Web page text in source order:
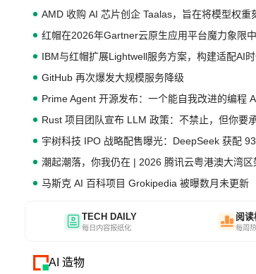
AMD 收购 AI 芯片创企 Taalas，旨在将模型权重
红帽在2026年Gartner云原生应用平台魔力象限
IBM与红帽扩展Lightwell服务方案，构建适配AI
GitHub 再次爆发大规模服务降级
Prime Agent 开源发布：一个能自我改进的编程
Rust 项目团队宣布 LLM 政策：不禁止，但你要
宇树科技 IPO 战略配售曝光：DeepSeek 获配
潮起潮落，你我仍在 | 2026 腾讯云粤港澳大湾区
马斯克 AI 百科项目 Grokipedia 被曝数月未更新
TECH DAILY
每日内容报纸化
阅
每周
AI 造物